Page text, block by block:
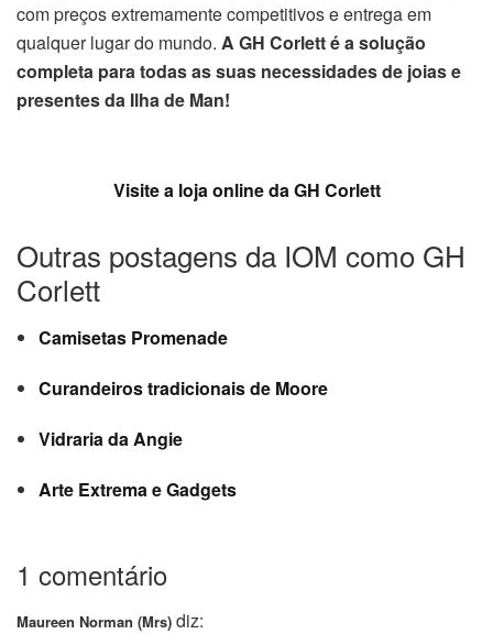
com preços extremamente competitivos e entrega em
qualquer lugar do mundo. A GH Corlett é a solução
completa para todas as suas necessidades de joias e
presentes da Ilha de Man!
Visite a loja online da GH Corlett
Outras postagens da IOM como GH
Corlett
Camisetas Promenade
Curandeiros tradicionais de Moore
Vidraria da Angie
Arte Extrema e Gadgets
1 comentário
Maureen Norman (Mrs) diz: